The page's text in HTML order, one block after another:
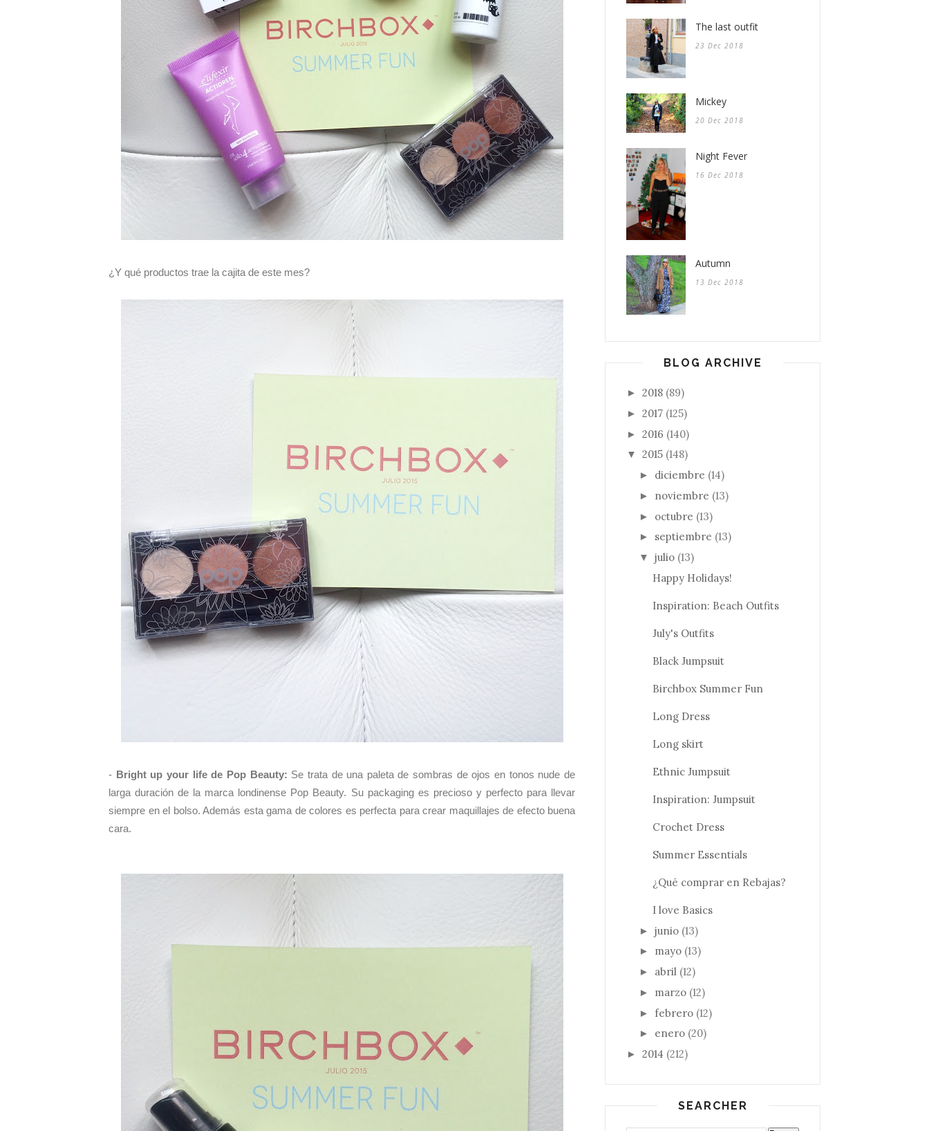
¿Y qué productos trae la cajita de este mes?
- Bright up your life de Pop Beauty: Se trata de una paleta de sombras de ojos en tonos nude de
larga duración de la marca londinense Pop Beauty. Su packaging es precioso y perfecto para llevar
siempre en el bolso. Además esta gama de colores es perfecta para crear maquillajes de efecto buena
cara.
The last outfit
23 Dec 2018
Mickey
20 Dec 2018
Night Fever
16 Dec 2018
Autumn
13 Dec 2018
BLOG ARCHIVE
► 2018 (89)
► 2017 (125)
► 2016 (140)
▼ 2015 (148)
► diciembre (14)
► noviembre (13)
► octubre (13)
► septiembre (13)
▼ julio (13)
Happy Holidays!
Inspiration: Beach Outfits
July's Outfits
Black Jumpsuit
Birchbox Summer Fun
Long Dress
Long skirt
Ethnic Jumpsuit
Inspiration: Jumpsuit
Crochet Dress
Summer Essentials
¿Qué comprar en Rebajas?
I love Basics
► junio (13)
► mayo (13)
► abril (12)
► marzo (12)
► febrero (12)
► enero (20)
► 2014 (212)
SEARCHER